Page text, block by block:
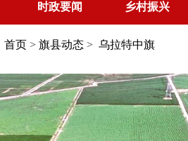
时政要闻 乡村振兴
首页 > 旗县动态 > 乌拉特中旗